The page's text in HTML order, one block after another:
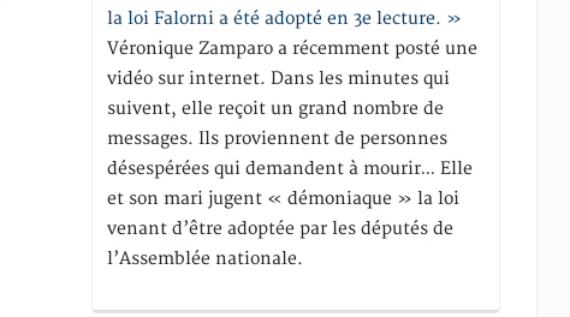
la loi Falorni a été adopté en 3e lecture. »
Véronique Zamparo a récemment posté une
vidéo sur internet. Dans les minutes qui
suivent, elle reçoit un grand nombre de
messages. Ils proviennent de personnes
désespérées qui demandent à mourir… Elle
et son mari jugent « démoniaque » la loi
venant d’être adoptée par les députés de
l’Assemblée nationale.